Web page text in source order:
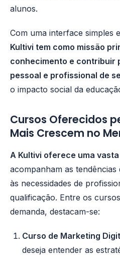
alunos.
Com uma interface simples
Kultivi tem como missão
conhecimento e contribuir
pessoal e profissional de
o impacto social da
Cursos Oferecidos
Mais Crescem no
A Kultivi oferece uma
acompanham as
às necessidades de
qualificação. Entre os
demanda, destacam-se:
Curso de Marketing
deseja entender as